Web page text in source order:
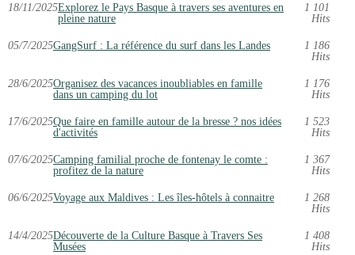
18/11/2025Explorez le Pays Basque à travers ses aventures en
pleine nature
1 101
Hits
05/7/2025GangSurf : La référence du surf dans les Landes
1 186
Hits
28/6/2025Organisez des vacances inoubliables en famille
dans un camping du lot
1 176
Hits
17/6/2025Que faire en famille autour de la bresse ? nos idées
d'activités
1 523
Hits
07/6/2025Camping familial proche de fontenay le comte :
profitez de la nature
1 367
Hits
06/6/2025Voyage aux Maldives : Les îles-hôtels à connaitre
1 268
Hits
14/4/2025Découverte de la Culture Basque à Travers Ses
Musées
1 408
Hits